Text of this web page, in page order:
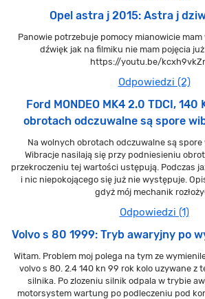
Opel astra j 2015: Astra j
Panowie potrzebuje pomocy mianowicie
dźwięk jak na filmiku nie mam pojęcia
https://youtu.be/
Odpowiedzi (2)
Ford MONDEO MK4 2.0 TDCI, 140
obrotach odczuwalne są spore
Na wolnych obrotach odczuwalne są spore
Wibracje nasilają się przy podniesieniu
przekroczeniu tej wartości ustępują. Podczas
i nic niepokojącego się już nie występuje.
gdyż mój mechanik
Odpowiedzi (1)
Volvo s 80 1999: Tryb awaryjny po
Witam. Problem moj polega na tym ze
volvo s 80. 2.4 140 kn 99 rok kolo uzywane z
silnika. Po zlozeniu silnik odpala w trybie
motorsystem wartung po podleczeniu pod